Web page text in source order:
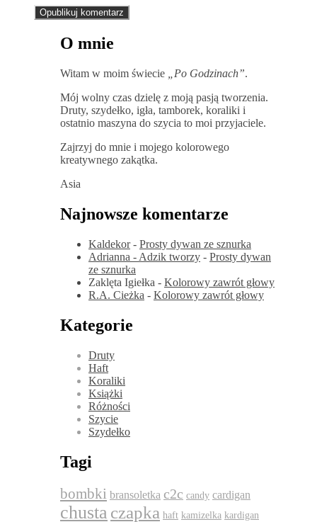
O mnie
Witam w moim świecie „Po Godzinach”.
Mój wolny czas dzielę z moją pasją tworzenia.
Druty, szydełko, igła, tamborek, koraliki i
ostatnio maszyna do szycia to moi przyjaciele.
Zajrzyj do mnie i mojego kolorowego
kreatywnego zakątka.
Asia
Najnowsze komentarze
Kaldekor- Prosty dywan ze sznurka
Adrianna - Adzik tworzy - Prosty dywan
ze sznurka
Zaklęta Igiełka - Kolorowy zawrót głowy
R.A. Cieżka - Kolorowy zawrót głowy
Kategorie
Druty
Haft
Koraliki
Książki
Różności
Szycie
Szydełko
Tagi
bombki bransoletka c2c candy cardigan
chusta czapka haft kamizelka kardigan